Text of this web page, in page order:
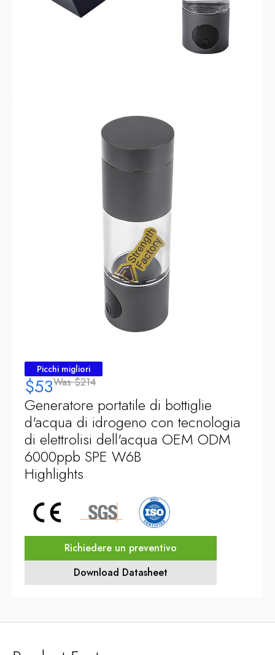
Picchi migliori
$53Was$214
Generatore portatile di bottiglie
d'acqua di idrogeno con tecnologia
di elettrolisi dell'acqua OEM ODM
6000ppb SPE W6B
Highlights
Richiedere un preventivo
Download Datasheet